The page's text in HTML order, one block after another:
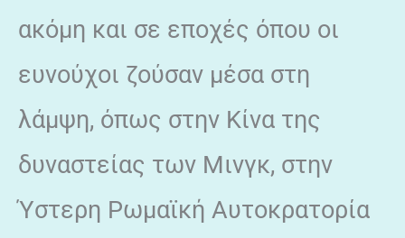
ακόμη και σε εποχές όπου οι
ευνούχοι ζούσαν μέσα στη
λάμψη, όπως στην Κίνα της
δυναστείας των Μινγκ, στην
Ύστερη Ρωμαϊκή Αυτοκρατορία